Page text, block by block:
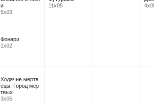
и
5х03
11х05
Фонари
1х02
Ходячие мертв
ецы: Город мер
твых
3х05